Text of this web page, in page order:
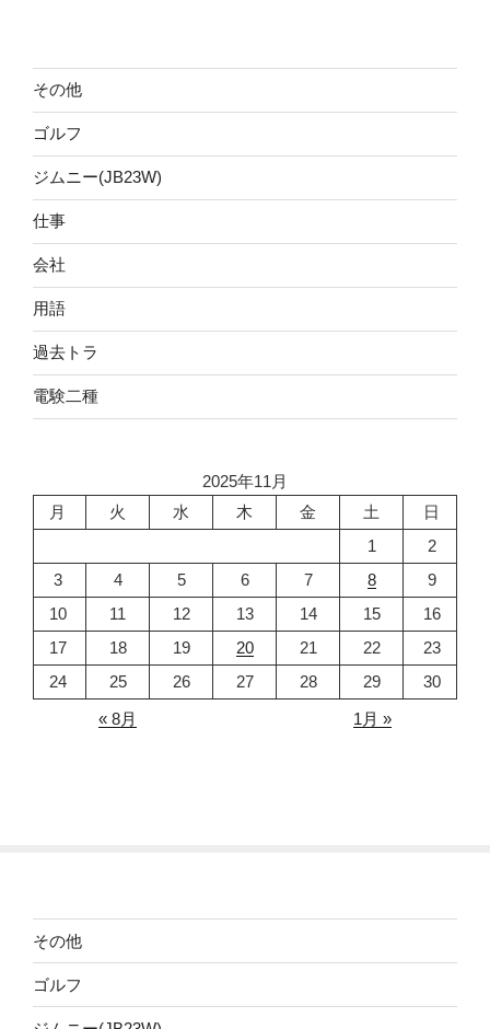
その他
ゴルフ
ジムニー(JB23W)
仕事
会社
用語
過去トラ
電験二種
2025年11月
月
火 水 木 金 土
日
1
2
3
4 5 6 7 8
9
10
11 12 13 14 15
16
17
18 19 20 21 22
23
24
25 26 27 28 29
30
« 8月
1月 »
その他
ゴルフ